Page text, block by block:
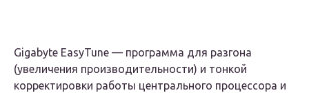
Gigabyte EasyTune — программа для разгона
(увеличения производительности) и тонкой
корректировки работы центрального процессора и